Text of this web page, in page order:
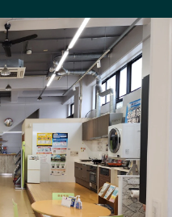
兵庫エリア
和歌山エリア
島根エリア
広島エリア
徳島エリア
愛媛エリア
福岡エリア
長崎エリア